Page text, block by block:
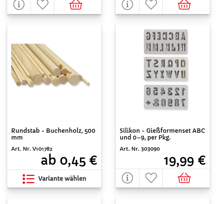
Rundstab - Buchenholz, 500
mm
Art. Nr. V101782
ab 0,45 €
Variante wählen
Silikon - Gießformenset ABC
und 0–9, per Pkg.
Art. Nr. 303090
19,99 €